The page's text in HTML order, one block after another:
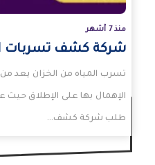
منذ 7 أشهر
شركة كشف تسربات
تسرب المياه من الخزان يعد
الإهمال بها على الإطلاق حيث
طلب شركة كشف…